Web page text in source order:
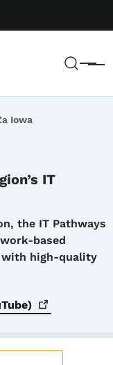
Iowa
IT
the IT Pathways
based
with high-quality